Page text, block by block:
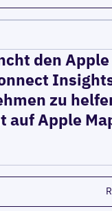
den Apple
zu
auf Apple